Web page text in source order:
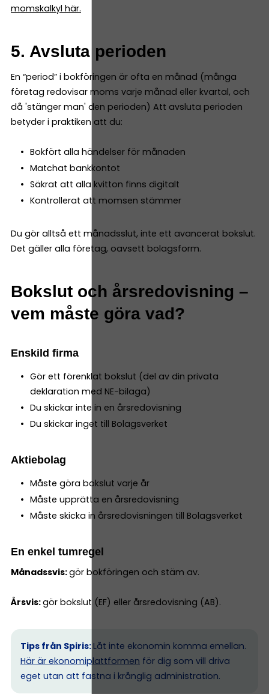
momskalkyl här.
5. Avsluta perioden
En “period” i bokföringen är ofta en månad (många
företag redovisar moms varje månad eller kvartal, och
då 'stänger man' den perioden) Att avsluta perioden
betyder i praktiken att du:
Bokfört alla händelser för månaden
Matchat bankkontot
Säkrat att alla kvitton finns digitalt
Kontrollerat att momsen stämmer
Du gör alltså ett månadsslut, inte ett avancerat bokslut.
Det gäller alla företag, oavsett bolagsform.
Bokslut och årsredovisning –
vem måste göra vad?
Enskild firma
Gör ett förenklat bokslut (del av din privata
deklaration med NE-bilaga)
Du skickar inte in en årsredovisning
Du skickar inget till Bolagsverket
Aktiebolag
Måste göra bokslut varje år
Måste upprätta en årsredovisning
Måste skicka in årsredovisningen till Bolagsverket
En enkel tumregel
Månadssvis:gör bokföringen och stäm av.
Årsvis:gör bokslut (EF) eller årsredovisning (AB).
Tips från Spiris: Låt inte ekonomin komma emellan.
Här är ekonomiplattformen för dig som vill driva
eget utan att fastna i krånglig administration.